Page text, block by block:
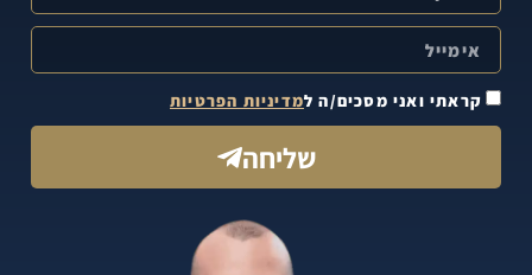
קראתי ואני מסכים/ה למדיניות הפרטיות
שליחה